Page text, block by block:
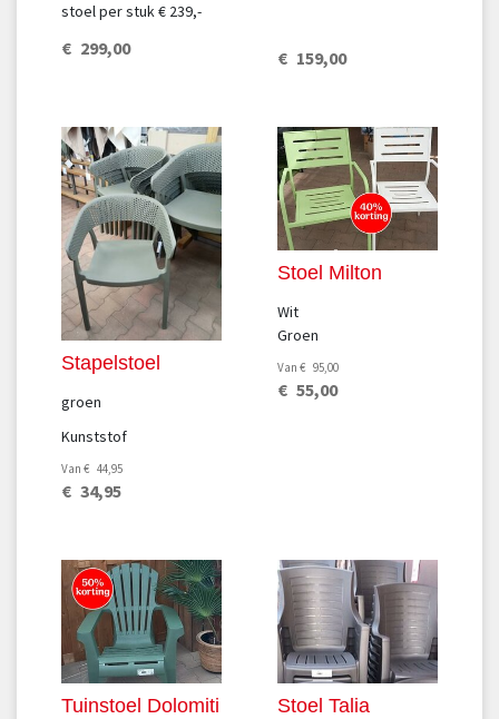
stoel per stuk € 239,-
€ 299,00 € 159,00
Stapelstoel
groen
Kunststof
Van € 44,95
€ 34,95
Stoel Milton
Wit
Groen
Van € 95,00
€ 55,00
Tuinstoel Dolomiti Stoel Talia